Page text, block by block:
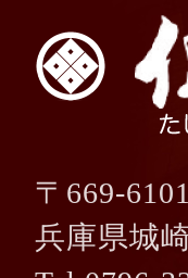
〒669-6101
兵庫県城